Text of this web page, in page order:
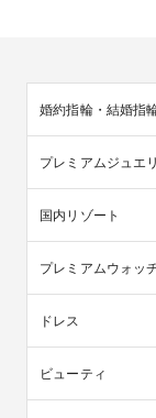
婚約指輪・結婚指
プレミアムジュエ
国内リゾート
プレミアムウォッ
ドレス
ビューティ